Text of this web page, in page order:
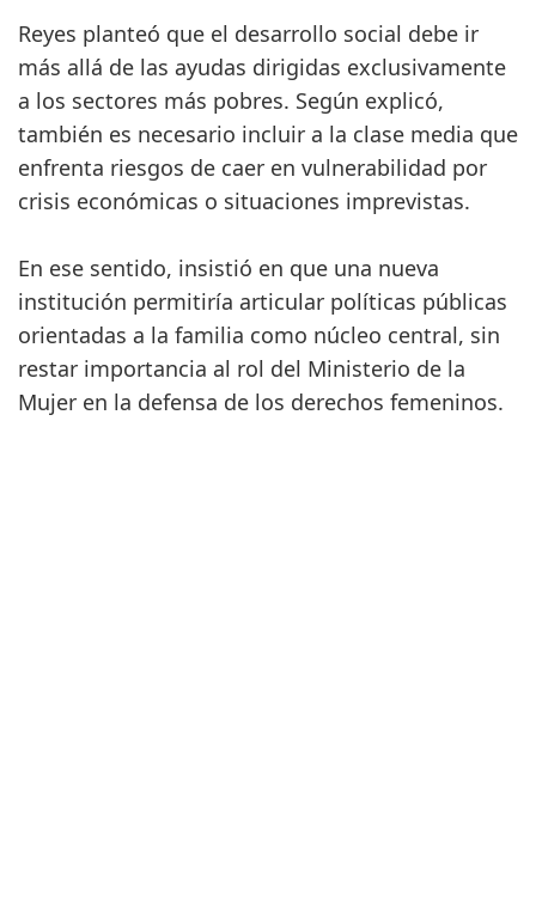
Reyes planteó que el desarrollo social debe ir
más allá de las ayudas dirigidas exclusivamente
a los sectores más pobres. Según explicó,
también es necesario incluir a la clase media que
enfrenta riesgos de caer en vulnerabilidad por
crisis económicas o situaciones imprevistas.
En ese sentido, insistió en que una nueva
institución permitiría articular políticas públicas
orientadas a la familia como núcleo central, sin
restar importancia al rol del Ministerio de la
Mujer en la defensa de los derechos femeninos.